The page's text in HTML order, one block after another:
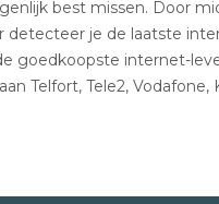
best missen. Door
detecteer je de laatste
goedkoopste internet-
Telfort, Tele2, Vodafone,